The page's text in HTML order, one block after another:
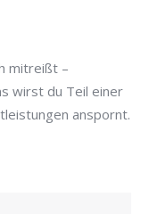
mitreißt –
wirst du Teil einer
anspornt.